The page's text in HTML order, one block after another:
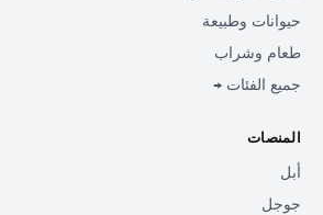
حيوانات وطبيعة
طعام وشراب
جميع الفئات →
المنصات
أبل
جوجل